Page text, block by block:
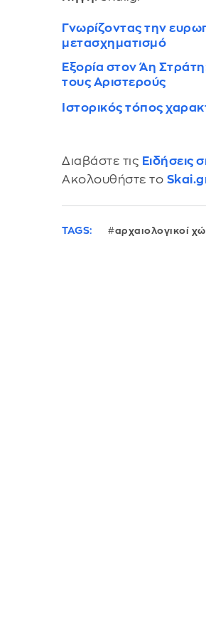
Γνωρίζοντας την
μετασχηματισμό
Εξορία στον Άη
τους Αριστερούς
Ιστορικός τόπος
Διαβάστε τις Ειδήσεις
Ακολουθήστε το
TAGS: αρχαιολογικοί